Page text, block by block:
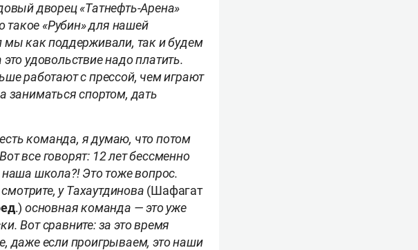
дворец «Татнефть-Арена»
такое «Рубин» для нашей
мы как поддерживали, так и будем
удовольствие надо платить.
работают с прессой, чем играют
заниматься спортом, дать
команда, я думаю, что потом
все говорят: 12 лет бессменно
наша школа?! Это тоже вопрос.
у Тахаутдинова (Шафагат
.) основная команда — это уже
Вот сравните: за это время
даже если проигрываем, это наши